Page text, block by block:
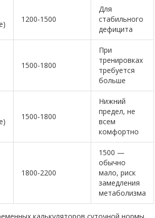
1200-1500
Для
стабильного
дефицита
1500-1800
При
тренировках
требуется
больше
1500-1800
Нижний
предел, не
всем
комфортно
1800-2200
1500 —
обычно
мало, риск
замедления
метаболизма